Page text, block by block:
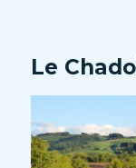
Le